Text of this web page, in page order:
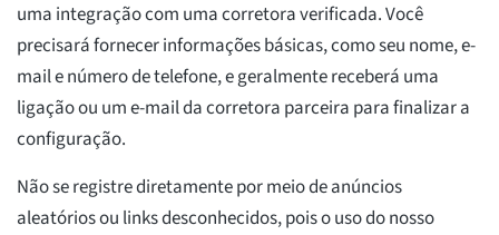
uma integração com uma corretora verificada. Você
precisará fornecer informações básicas, como seu nome, e-
mail e número de telefone, e geralmente receberá uma
ligação ou um e-mail da corretora parceira para finalizar a
configuração.
Não se registre diretamente por meio de anúncios
aleatórios ou links desconhecidos, pois o uso do nosso